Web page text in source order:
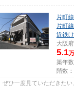
片町線
片町線
近鉄
大阪府
5.1
築年
階数
ぜひ一度見ていただきた